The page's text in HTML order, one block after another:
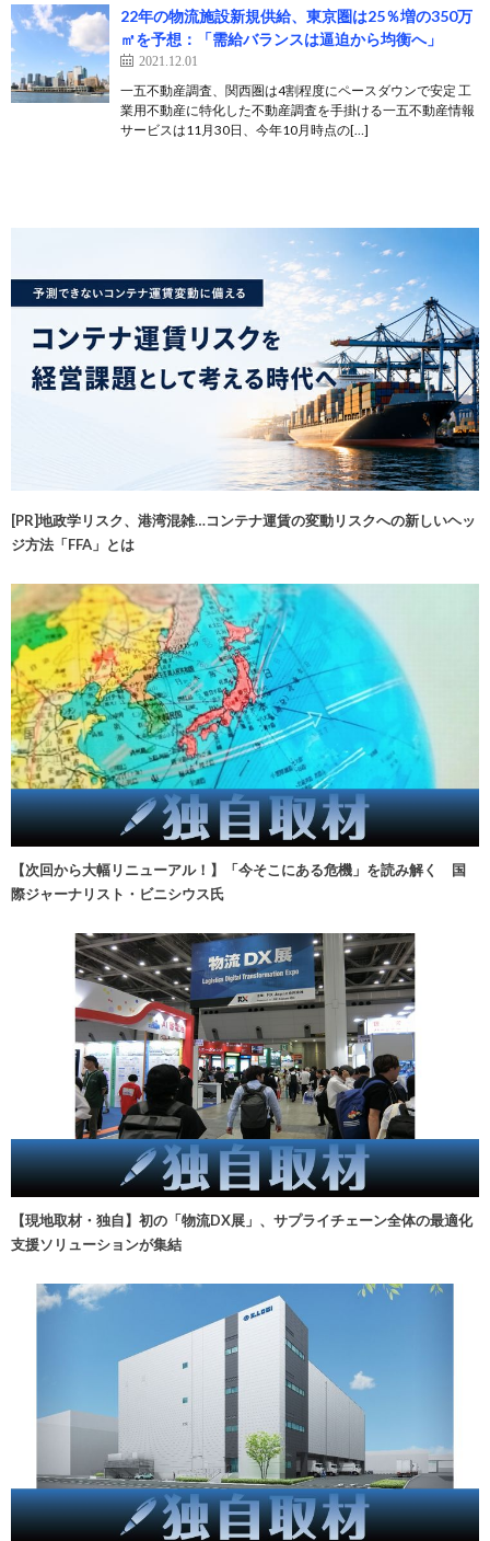
22年の物流施設新規供給、東京圏は25％増の350万
㎡を予想：「需給バランスは逼迫から均衡へ」
2021.12.01
一五不動産調査、関西圏は4割程度にペースダウンで安定 工
業用不動産に特化した不動産調査を手掛ける一五不動産情報
サービスは11月30日、今年10月時点の[…]
[PR]地政学リスク、港湾混雑…コンテナ運賃の変動リスクへの新しいヘッ
ジ方法「FFA」とは
【次回から大幅リニューアル！】「今そこにある危機」を読み解く 国
際ジャーナリスト・ビニシウス氏
【現地取材・独自】初の「物流DX展」、サプライチェーン全体の最適化
支援ソリューションが集結